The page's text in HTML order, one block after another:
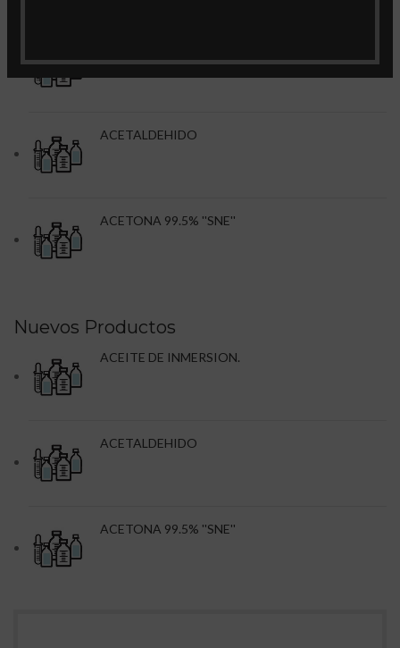
ACETALDEHIDO
ACETONA 99.5% ''SNE''
Nuevos Productos
ACEITE DE INMERSION.
ACETALDEHIDO
ACETONA 99.5% ''SNE''